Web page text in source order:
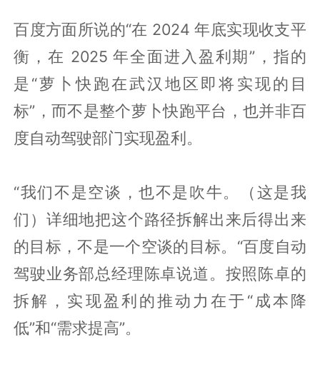
百度方面所说的“在 2024 年底实现收支平
衡，在 2025 年全面进入盈利期”，指的
是“萝卜快跑在武汉地区即将实现的目
标”，而不是整个萝卜快跑平台，也并非百
度自动驾驶部门实现盈利。
“我们不是空谈，也不是吹牛。（这是我
们）详细地把这个路径拆解出来后得出来
的目标，不是一个空谈的目标。“百度自动
驾驶业务部总经理陈卓说道。按照陈卓的
拆解，实现盈利的推动力在于“成本降
低”和“需求提高”。